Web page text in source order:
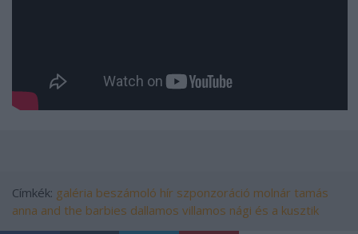
Címkék: galéria beszámoló hír szponzoráció molnár tamás
anna and the barbies dallamos villamos nági és a kusztik